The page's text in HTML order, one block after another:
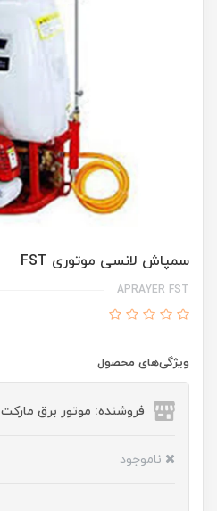
سمپاش لانسی موتوری FST
APRAYER FST
ویژگی‌های محصول
فروشنده: موتور برق مارکت
ناموجود